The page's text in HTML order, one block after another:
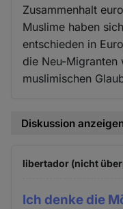
Zusammenhalt
Muslime haben
entschieden in
die Neu-Migranten
muslimischen
Diskussion
libertador (nicht
Ich denke die